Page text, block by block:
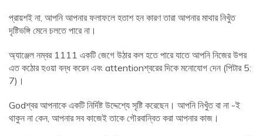
প্রায়শই না, আপনি আপনার ফলাফলে হতাশ হন কারণ তারা আপনার মাথার নিখুঁত
দৃষ্টিভঙ্গি মেনে চলতে পারে না।
অ্যাঞ্জেল নম্বর 1111 একটি জেগে উঠার কল হতে পারে যাতে আপনি নিজের উপর
এত কঠোর হওয়া বন্ধ করেন এবং attentionশ্বরের দিকে মনোযোগ দেন (পিটার 5:
7)।
Godশ্বর আপনাকে একটি নির্দিষ্ট উদ্দেশ্যে সৃষ্টি করেছেন। আপনি নিখুঁত বা না -ই
থাকুন না কেন, আপনার সব কাজেই তাকে গৌরবান্বিত করা আপনার কাজ।